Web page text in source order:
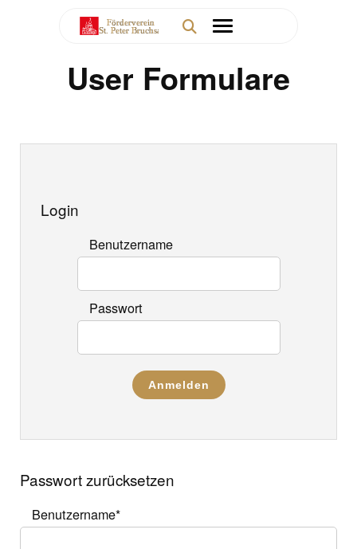
User Formulare
Login
Benutzername
Passwort
Anmelden
Passwort zurücksetzen
Benutzername*